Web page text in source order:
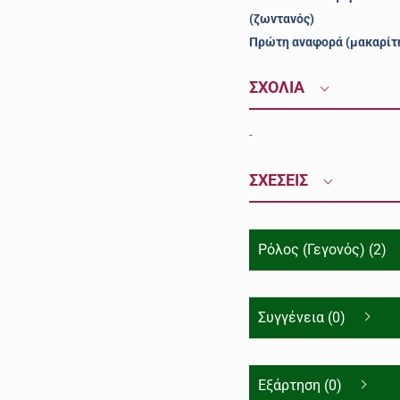
(ζωντανός)
Πρώτη αναφορά
ΣΧΟΛΙΑ
-
ΣΧΕΣΕΙΣ
Ρόλος (Γεγονός) (2)
Συγγένεια (0)
Εξάρτηση (0)